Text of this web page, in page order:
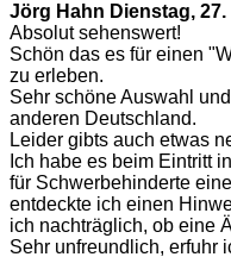
Jörg Hahn Dienstag,
Absolut sehenswert!
Schön das es für einen
zu erleben.
Sehr schöne Auswahl
anderen Deutschland.
Leider gibts auch etwas
Ich habe es beim Eintritt
für Schwerbehinderte
entdeckte ich einen
ich nachträglich, ob eine
Sehr unfreundlich, erfuhr